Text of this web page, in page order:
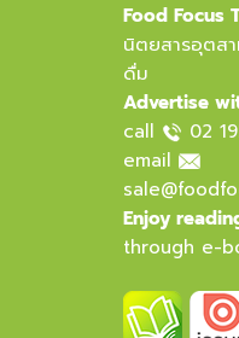
Food Focus
นิตยสารอุตสา
ดื่ม
Advertise
call
02
email
Enjoy
through e-